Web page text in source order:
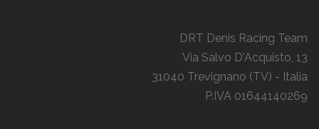
DRT Denis Racing Team
Via Salvo D'Acquisto, 13
31040 Trevignano (TV) - Italia
P.IVA 01644140269